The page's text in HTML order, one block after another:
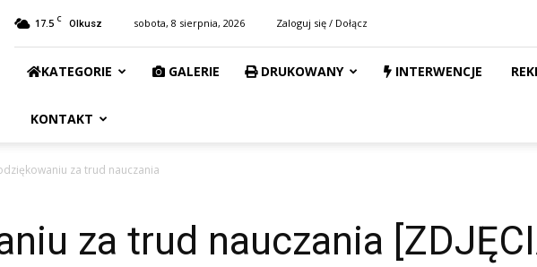
17.5 C Olkusz sobota, 8 sierpnia, 2026 Zaloguj się / Dołącz
KATEGORIE GALERIE DRUKOWANY INTERWENCJE
KONTAKT
za trud nauczania
za trud nauczania